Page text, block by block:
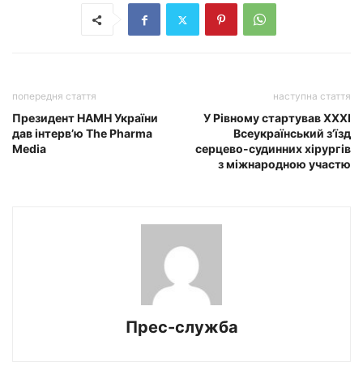
попередня стаття
Президент НАМН України
дав інтерв’ю The Pharma
Media
наступна стаття
У Рівному стартував XXXІ
Всеукраїнський з’їзд
серцево-судинних хірургів
з міжнародною участю
Прес-служба